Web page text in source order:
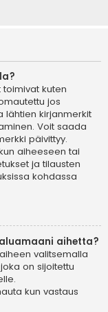
kuten
jos
lähtien kirjanmerkit
Voit saada
päivittyy.
aiheeseen tai
ja tilausten
kohdassa
aihetta?
valitsemalla
on sijoitettu
kun vastaus